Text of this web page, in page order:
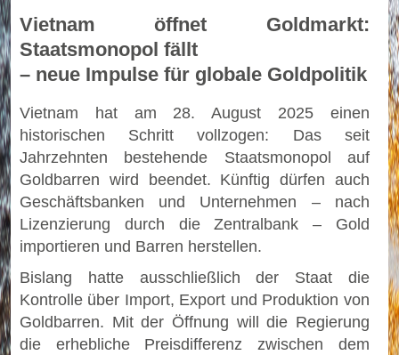
Vietnam öffnet Goldmarkt:
Staatsmonopol fällt
– neue Impulse für globale Goldpolitik
Vietnam hat am 28. August 2025 einen
historischen Schritt vollzogen: Das seit
Jahrzehnten bestehende Staatsmonopol auf
Goldbarren wird beendet. Künftig dürfen auch
Geschäftsbanken und Unternehmen – nach
Lizenzierung durch die Zentralbank – Gold
importieren und Barren herstellen.
Bislang hatte ausschließlich der Staat die
Kontrolle über Import, Export und Produktion von
Goldbarren. Mit der Öffnung will die Regierung
die erhebliche Preisdifferenz zwischen dem